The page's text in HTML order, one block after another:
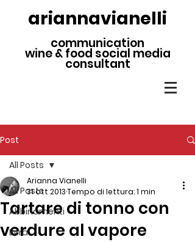
ariannavianelli
communication
wine & food social media
consultant
Post
All Posts
Abbinamenti
Birra
All Posts
Tartare di tonno con
verdure al vapore
Arianna Vianelli
31 ott 2013Tempo di lettura: 1 min